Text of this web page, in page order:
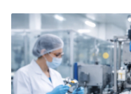
l&#39;avenir de la